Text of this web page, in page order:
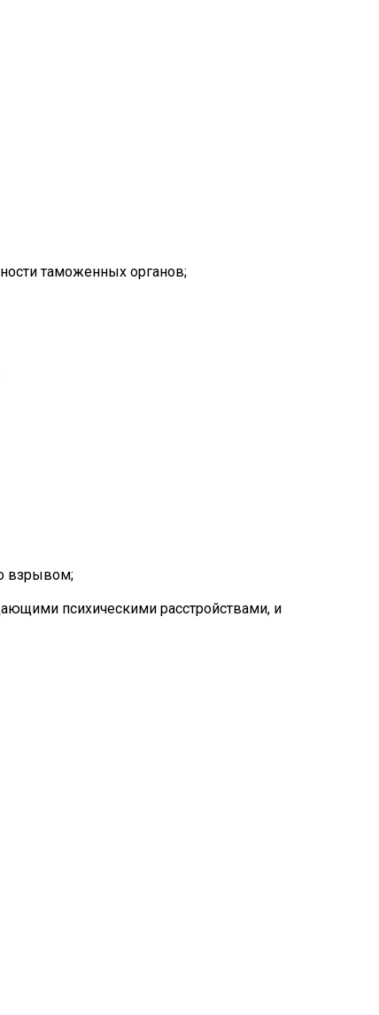
таможенных органов;
взрывом;
психическими расстройствами, и